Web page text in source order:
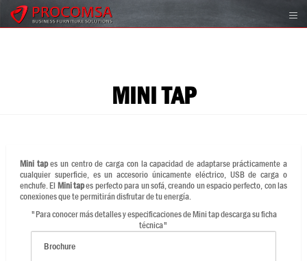
MINI TAP
Mini tapes un centro de carga con la capacidad de adaptarse prácticamente a
cualquier superficie, es un accesorio únicamente eléctrico, USB de carga o
enchufe. El Mini tapes perfecto para un sofá, creando un espacio perfecto, con las
conexiones que te permitirán disfrutar de tu energía.
"Para conocer más detalles y especificaciones de Mini tap descarga su ficha
técnica"